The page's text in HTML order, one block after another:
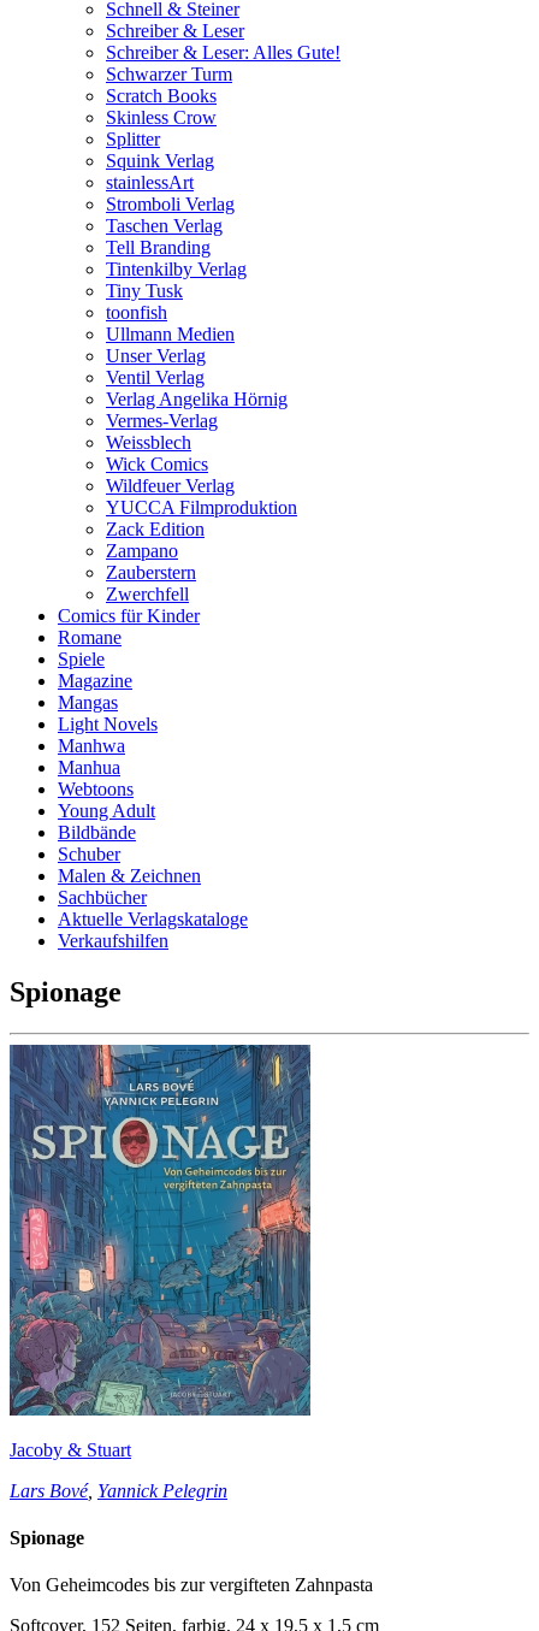
Schnell & Steiner
Schreiber & Leser
Schreiber & Leser: Alles Gute!
Schwarzer Turm
Scratch Books
Skinless Crow
Splitter
Squink Verlag
stainlessArt
Stromboli Verlag
Taschen Verlag
Tell Branding
Tintenkilby Verlag
Tiny Tusk
toonfish
Ullmann Medien
Unser Verlag
Ventil Verlag
Verlag Angelika Hörnig
Vermes-Verlag
Weissblech
Wick Comics
Wildfeuer Verlag
YUCCA Filmproduktion
Zack Edition
Zampano
Zauberstern
Zwerchfell
Comics für Kinder
Romane
Spiele
Magazine
Mangas
Light Novels
Manhwa
Manhua
Webtoons
Young Adult
Bildbände
Schuber
Malen & Zeichnen
Sachbücher
Aktuelle Verlagskataloge
Verkaufshilfen
Spionage
Jacoby & Stuart
Lars Bové, Yannick Pelegrin
Spionage
Von Geheimcodes bis zur vergifteten Zahnpasta
Softcover, 152 Seiten, farbig, 24 x 19,5 x 1,5 cm